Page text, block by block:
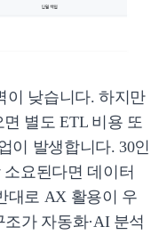
이 낮습니다. 하지만
별도 ETL 비용 또
이 발생합니다. 30인
요된다면 데이터
대로 AX 활용이 우
가 자동화·AI 분석